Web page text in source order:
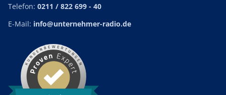
Telefon: 0211 / 822 699 - 40
E-Mail: info@unternehmer-radio.de